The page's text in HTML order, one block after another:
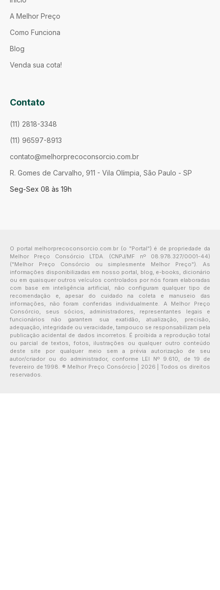
A Melhor Preço
Como Funciona
Blog
Venda sua cota!
Contato
(11) 2818-3348
(11) 96597-8913
contato@melhorprecoconsorcio.com.br
R. Gomes de Carvalho, 911 - Vila Olímpia, São Paulo - SP
Seg-Sex 08 às 19h
O portal melhorprecoconsorcio.com.br (o "Portal") é de propriedade da
Melhor Preço Consórcio LTDA. (CNPJ/MF nº 08.978.327/0001-44)
("Melhor Preço Consórcio ou simplesmente Melhor Preço"). As
informações disponibilizadas em nosso portal, blog, e-books, dicionário
ou em quaisquer outros veículos controlados por nós foram elaboradas
com base em inteligência artificial, não configuram qualquer tipo de
recomendação e, apesar do cuidado na coleta e manuseio das
informações, não foram conferidas individualmente. A Melhor Preço
Consórcio, seus sócios, administradores, representantes legais e
funcionários não garantem sua exatidão, atualização, precisão,
adequação, integridade ou veracidade, tampouco se responsabilizam pela
publicação acidental de dados incorretos. É proibida a reprodução total
ou parcial de textos, fotos, ilustrações ou qualquer outro conteúdo
deste site por qualquer meio sem a prévia autorização de seu
autor/criador ou do administrador, conforme LEI Nº 9.610, de 19 de
fevereiro de 1998. ® Melhor Preço Consórcio | 2026 | Todos os direitos
reservados.